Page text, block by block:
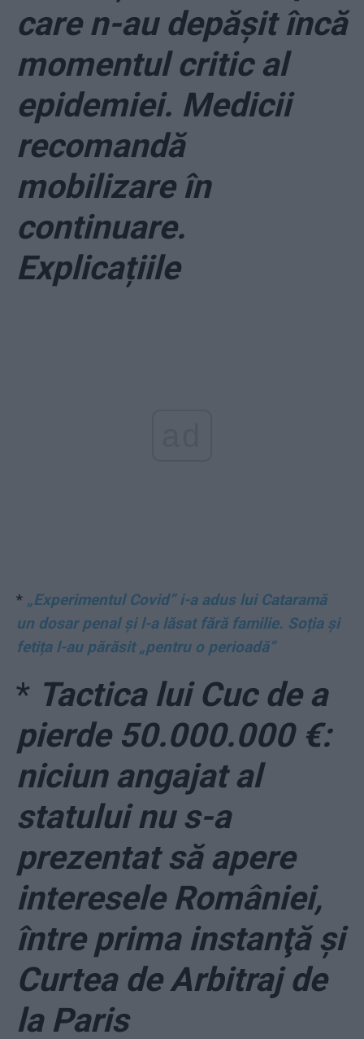
care n-au depășit încă
momentul critic al
epidemiei. Medicii
recomandă
mobilizare în
continuare.
Explicațiile
* „Experimentul Covid” i-a adus lui Cataramă
un dosar penal și l-a lăsat fără familie. Soția și
fetița l-au părăsit „pentru o perioadă”
* Tactica lui Cuc de a
pierde 50.000.000 €:
niciun angajat al
statului nu s-a
prezentat să apere
interesele României,
între prima instanţă şi
Curtea de Arbitraj de
la Paris